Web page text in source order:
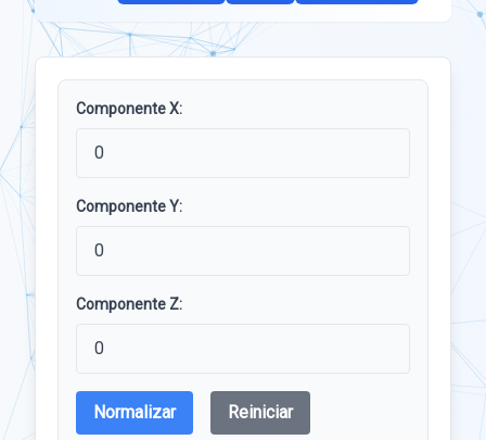
Componente X:
Componente Y:
Componente Z:
Normalizar Reiniciar